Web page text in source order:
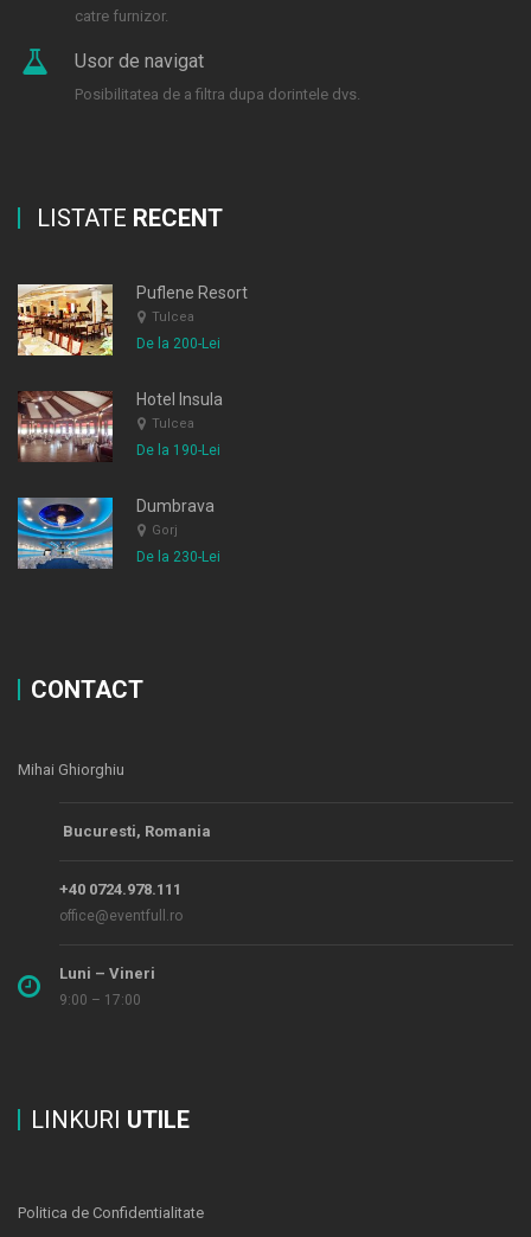
catre furnizor.
Usor de navigat
Posibilitatea de a filtra dupa dorintele dvs.
LISTATE RECENT
Puflene Resort
Tulcea
De la 200-Lei
Hotel Insula
Tulcea
De la 190-Lei
Dumbrava
Gorj
De la 230-Lei
CONTACT
Mihai Ghiorghiu
Bucuresti, Romania
+40 0724.978.111
office@eventfull.ro
Luni – Vineri
9:00 – 17:00
LINKURI UTILE
Politica de Confidentialitate